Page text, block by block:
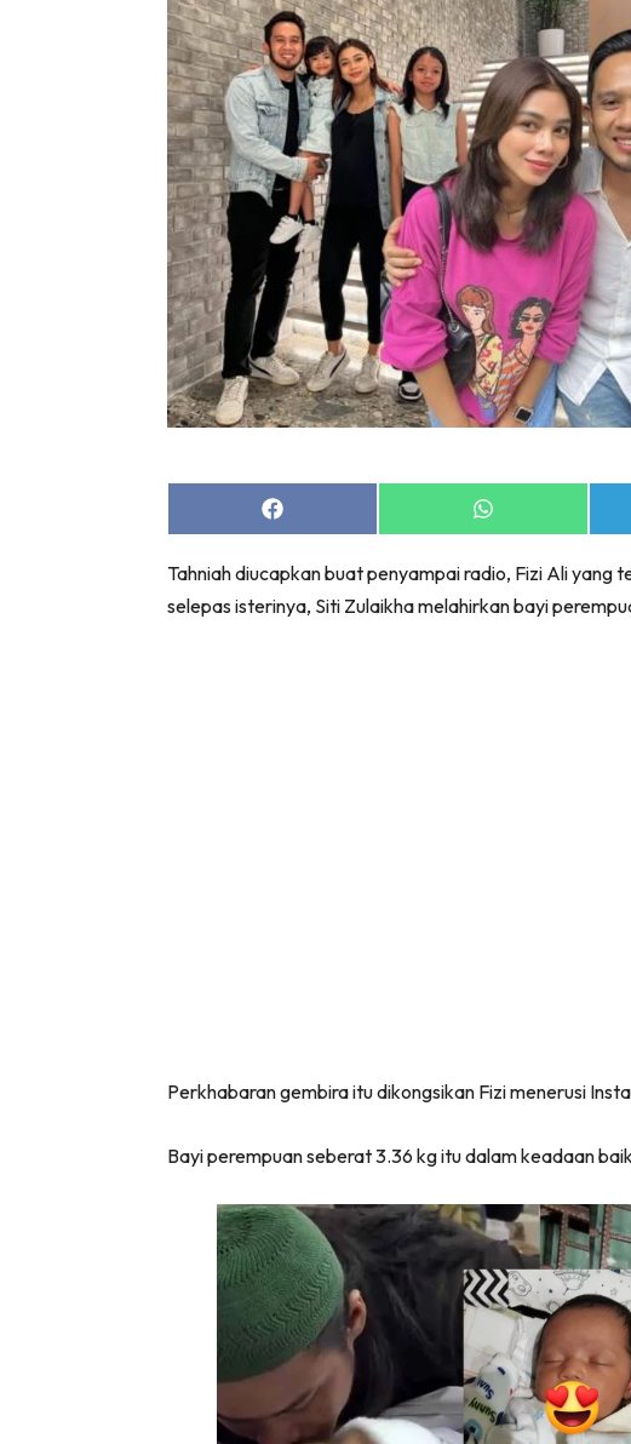
Share
on
Share
on
Tahniah diucapkan buat penyampai radio, Fizi Ali yang
selepas isterinya, Siti Zulaikha melahirkan bayi
Perkhabaran gembira itu dikongsikan Fizi menerusi
Bayi perempuan seberat 3.36 kg itu dalam keadaan